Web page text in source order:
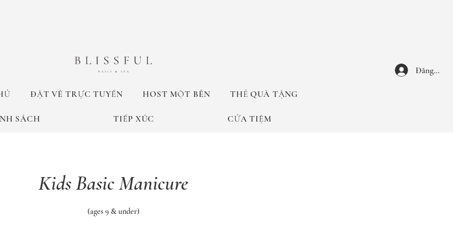
Đăng nhập
ĐẶT VÉ TRỰC TUYẾN HOST MỘT BÊN THẺ QUÀ TẶNG
SÁCH TIẾP XÚC CỬA TIỆM
Kids Basic Manicure
(ages 9 & under)